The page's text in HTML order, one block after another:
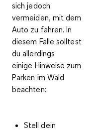
sich jedoch
vermeiden, mit dem
Auto zu fahren. In
diesem Falle solltest
du allerdings
einige Hinweise zum
Parken im Wald
beachten:
Stell dein